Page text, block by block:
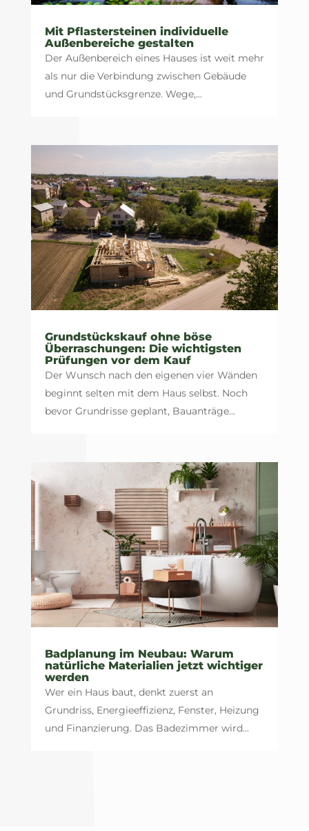
Mit Pflastersteinen individuelle
Außenbereiche gestalten
Der Außenbereich eines Hauses ist weit mehr
als nur die Verbindung zwischen Gebäude
und Grundstücksgrenze. Wege,...
Grundstückskauf ohne böse
Überraschungen: Die wichtigsten
Prüfungen vor dem Kauf
Der Wunsch nach den eigenen vier Wänden
beginnt selten mit dem Haus selbst. Noch
bevor Grundrisse geplant, Bauanträge...
Badplanung im Neubau: Warum
natürliche Materialien jetzt wichtiger
werden
Wer ein Haus baut, denkt zuerst an
Grundriss, Energieeffizienz, Fenster, Heizung
und Finanzierung. Das Badezimmer wird...